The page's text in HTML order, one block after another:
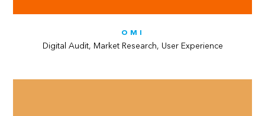
OMI
Digital Audit, Market Research, User Experience